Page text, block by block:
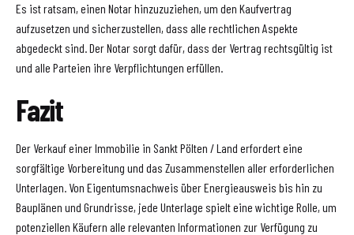
Es ist ratsam, einen Notar hinzuzuziehen, um den Kaufvertrag
aufzusetzen und sicherzustellen, dass alle rechtlichen Aspekte
abgedeckt sind. Der Notar sorgt dafür, dass der Vertrag rechtsgültig ist
und alle Parteien ihre Verpflichtungen erfüllen.
Fazit
Der Verkauf einer Immobilie in Sankt Pölten / Land erfordert eine
sorgfältige Vorbereitung und das Zusammenstellen aller erforderlichen
Unterlagen. Von Eigentumsnachweis über Energieausweis bis hin zu
Bauplänen und Grundrisse, jede Unterlage spielt eine wichtige Rolle, um
potenziellen Käufern alle relevanten Informationen zur Verfügung zu